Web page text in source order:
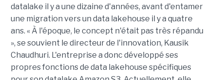
datalake il y a une dizaine d'années, avant d'entamer
une migration vers un data lakehouse il y a quatre
ans. « À l'époque, le concept n'était pas très répandu
», se souvient le directeur de l'innovation, Kausik
Chaudhuri. L'entreprise a donc développé ses
propres fonctions de data lakehouse spécifiques